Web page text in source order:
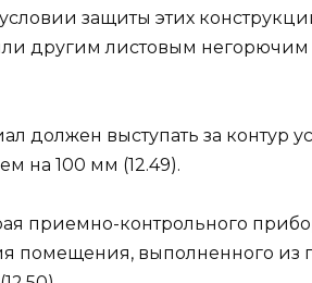
защиты этих
другим листовым
должен выступать за контур
на 100 мм (12.49).
приемно-контрольного
помещения, выполненного из